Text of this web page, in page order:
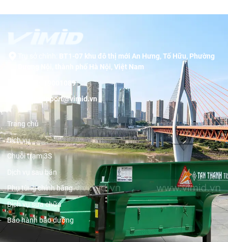
BT1-07 khu đô thị mới An Hưng, Tố Hữu, Phường
Dương Nội, thành phố Hà Nội, Việt Nam
19001089
support@vimid.vn
Trang chủ
Dịch vụ
Chuỗi trạm 3S
Dịch vụ sau bán
Phụ tùng chính hãng
Dịch vụ sửa chữa
Bảo hành bảo dưỡng